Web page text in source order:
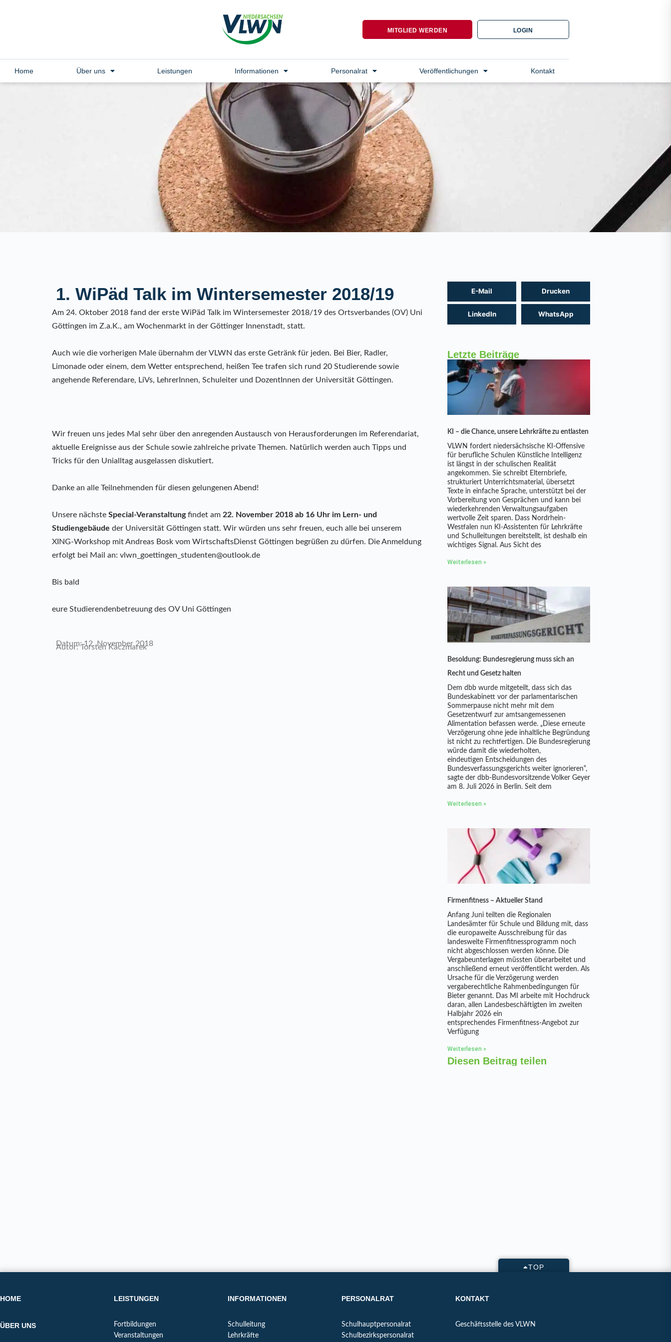
MITGLIED WERDEN LOGIN
Home Über uns Leistungen Informationen Personalrat Veröffentlichungen Kontakt
1. WiPäd Talk im Wintersemester 2018/19
Am 24. Oktober 2018 fand der erste WiPäd Talk im Wintersemester 2018/19 des Ortsverbandes (OV) Uni
Göttingen im Z.a.K., am Wochenmarkt in der Göttinger Innenstadt, statt.
Auch wie die vorherigen Male übernahm der VLWN das erste Getränk für jeden. Bei Bier, Radler,
Limonade oder einem, dem Wetter entsprechend, heißen Tee trafen sich rund 20 Studierende sowie
angehende Referendare, LiVs, LehrerInnen, Schuleiter und DozentInnen der Universität Göttingen.
Wir freuen uns jedes Mal sehr über den anregenden Austausch von Herausforderungen im Referendariat,
aktuelle Ereignisse aus der Schule sowie zahlreiche private Themen. Natürlich werden auch Tipps und
Tricks für den Unialltag ausgelassen diskutiert.
Danke an alle Teilnehmenden für diesen gelungenen Abend!
Unsere nächste Special-Veranstaltungfindet am 22. November 2018 ab 16 Uhr im Lern- und
Studiengebäude der Universität Göttingen statt. Wir würden uns sehr freuen, euch alle bei unserem
XING-Workshop mit Andreas Bosk vom WirtschaftsDienst Göttingen begrüßen zu dürfen. Die Anmeldung
erfolgt bei Mail an: vlwn_goettingen_studenten@outlook.de
Bis bald
eure Studierendenbetreuung des OV Uni Göttingen
Datum: 12. November 2018
Autor: Torsten Kaczmarek
E-Mail Drucken
LinkedIn WhatsApp
Letzte Beiträge
KI – die Chance, unsere Lehrkräfte zu entlasten
VLWN fordert niedersächsische KI-Offensive
für berufliche Schulen Künstliche Intelligenz
ist längst in der schulischen Realität
angekommen. Sie schreibt Elternbriefe,
strukturiert Unterrichtsmaterial, übersetzt
Texte in einfache Sprache, unterstützt bei der
Vorbereitung von Gesprächen und kann bei
wiederkehrenden Verwaltungsaufgaben
wertvolle Zeit sparen. Dass Nordrhein-
Westfalen nun KI-Assistenten für Lehrkräfte
und Schulleitungen bereitstellt, ist deshalb ein
wichtiges Signal. Aus Sicht des
Weiterlesen »
Besoldung: Bundesregierung muss sich an
Recht und Gesetz halten
Dem dbb wurde mitgeteilt, dass sich das
Bundeskabinett vor der parlamentarischen
Sommerpause nicht mehr mit dem
Gesetzentwurf zur amtsangemessenen
Alimentation befassen werde. „Diese erneute
Verzögerung ohne jede inhaltliche Begründung
ist nicht zu rechtfertigen. Die Bundesregierung
würde damit die wiederholten,
eindeutigen Entscheidungen des
Bundesverfassungsgerichts weiter ignorieren“,
sagte der dbb-Bundesvorsitzende Volker Geyer
am 8. Juli 2026 in Berlin. Seit dem
Weiterlesen »
Firmenfitness – Aktueller Stand
Anfang Juni teilten die Regionalen
Landesämter für Schule und Bildung mit, dass
die europaweite Ausschreibung für das
landesweite Firmenfitnessprogramm noch
nicht abgeschlossen werden könne. Die
Vergabeunterlagen müssten überarbeitet und
anschließend erneut veröffentlicht werden. Als
Ursache für die Verzögerung werden
vergaberechtliche Rahmenbedingungen für
Bieter genannt. Das MI arbeite mit Hochdruck
daran, allen Landesbeschäftigten im zweiten
Halbjahr 2026 ein
entsprechendes Firmenfitness-Angebot zur
Verfügung
Weiterlesen »
Diesen Beitrag teilen
TOP
HOME
ÜBER UNS
LEISTUNGEN
Fortbildungen
Veranstaltungen
INFORMATIONEN
Schulleitung
Lehrkräfte
PERSONALRAT
Schulhauptpersonalrat
Schulbezirkspersonalrat
KONTAKT
Geschäftsstelle des VLWN